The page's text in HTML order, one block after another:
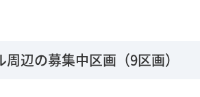
周辺の募集中区画（9区画）